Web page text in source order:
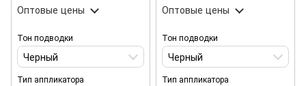
Оптовые цены
Тон подводки
Черный
Тип аппликатора
Оптовые цены
Тон подводки
Черный
Тип аппликатора